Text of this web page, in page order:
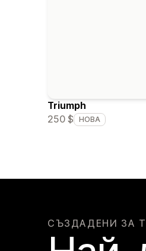
Triumph
250 $
НОВА
СЪЗДАДЕНИ ЗА